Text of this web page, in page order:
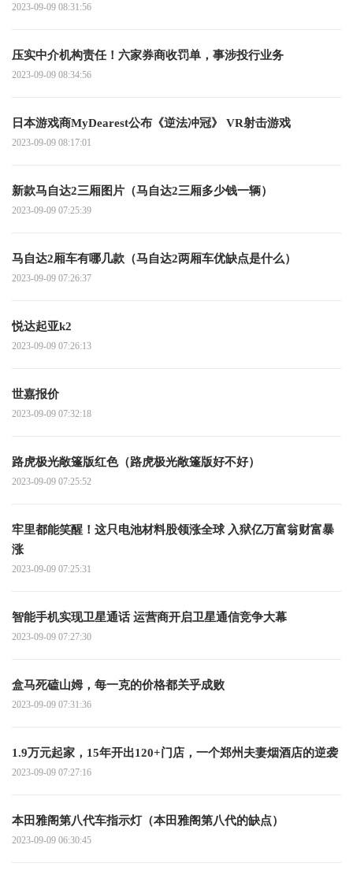
2023-09-09 08:31:56
压实中介机构责任！六家券商收罚单，事涉投行业务
2023-09-09 08:34:56
日本游戏商MyDearest公布《逆法冲冠》 VR射击游戏
2023-09-09 08:17:01
新款马自达2三厢图片（马自达2三厢多少钱一辆）
2023-09-09 07:25:39
马自达2厢车有哪几款（马自达2两厢车优缺点是什么）
2023-09-09 07:26:37
悦达起亚k2
2023-09-09 07:26:13
世嘉报价
2023-09-09 07:32:18
路虎极光敞篷版红色（路虎极光敞篷版好不好）
2023-09-09 07:25:52
牢里都能笑醒！这只电池材料股领涨全球 入狱亿万富翁财富暴
涨
2023-09-09 07:25:31
智能手机实现卫星通话 运营商开启卫星通信竞争大幕
2023-09-09 07:27:30
盒马死磕山姆，每一克的价格都关乎成败
2023-09-09 07:31:36
1.9万元起家，15年开出120+门店，一个郑州夫妻烟酒店的逆袭
2023-09-09 07:27:16
本田雅阁第八代车指示灯（本田雅阁第八代的缺点）
2023-09-09 06:30:45